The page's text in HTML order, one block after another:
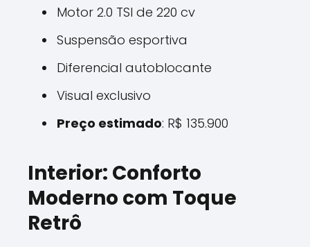
Motor 2.0 TSI de 220 cv
Suspensão esportiva
Diferencial autoblocante
Visual exclusivo
Preço estimado: R$ 135.900
Interior: Conforto
Moderno com Toque
Retrô